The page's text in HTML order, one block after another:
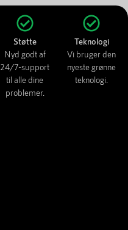
Støtte
Nyd godt af
24/7-support
til alle dine
problemer.
Teknologi
Vi bruger den
nyeste grønne
teknologi.